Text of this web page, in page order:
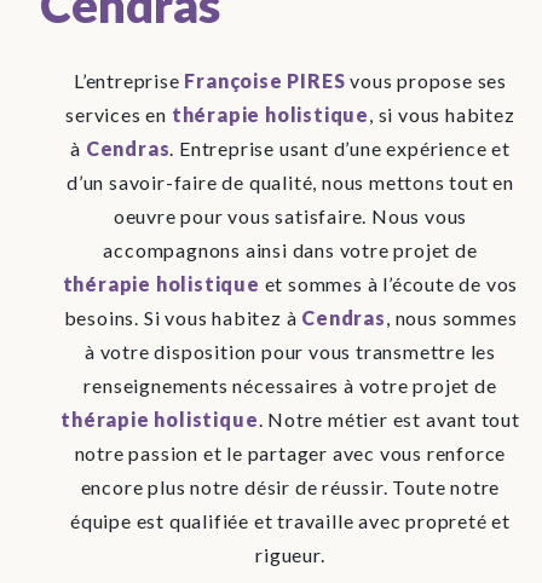
L’entreprise Françoise PIRES vous propose ses
services en thérapie holistique, si vous habitez
à Cendras. Entreprise usant d’une expérience et
d’un savoir-faire de qualité, nous mettons tout en
oeuvre pour vous satisfaire. Nous vous
accompagnons ainsi dans votre projet de
thérapie holistique et sommes à l’écoute de vos
besoins. Si vous habitez à Cendras, nous sommes
à votre disposition pour vous transmettre les
renseignements nécessaires à votre projet de
thérapie holistique. Notre métier est avant tout
notre passion et le partager avec vous renforce
encore plus notre désir de réussir. Toute notre
équipe est qualifiée et travaille avec propreté et
rigueur.